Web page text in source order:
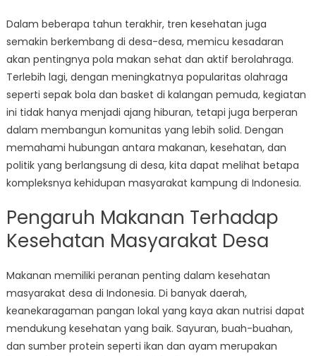
Dalam beberapa tahun terakhir, tren kesehatan juga
semakin berkembang di desa-desa, memicu kesadaran
akan pentingnya pola makan sehat dan aktif berolahraga.
Terlebih lagi, dengan meningkatnya popularitas olahraga
seperti sepak bola dan basket di kalangan pemuda, kegiatan
ini tidak hanya menjadi ajang hiburan, tetapi juga berperan
dalam membangun komunitas yang lebih solid. Dengan
memahami hubungan antara makanan, kesehatan, dan
politik yang berlangsung di desa, kita dapat melihat betapa
kompleksnya kehidupan masyarakat kampung di Indonesia.
Pengaruh Makanan Terhadap
Kesehatan Masyarakat Desa
Makanan memiliki peranan penting dalam kesehatan
masyarakat desa di Indonesia. Di banyak daerah,
keanekaragaman pangan lokal yang kaya akan nutrisi dapat
mendukung kesehatan yang baik. Sayuran, buah-buahan,
dan sumber protein seperti ikan dan ayam merupakan